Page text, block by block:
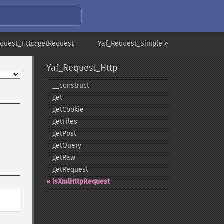
Yaf_Request_Simple »
Yaf_Request_Http
_​_​construct
get
getCookie
getFiles
getPost
getQuery
getRaw
getRequest
isXmlHttpRequest